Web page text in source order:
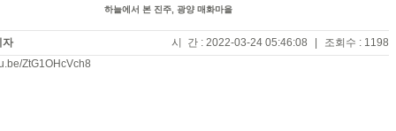
하늘에서 본 진주, 광양 매화마을
자 시 간 : 2022-03-24 05:46:08
조회수 : 1198
ZtG1OHcVch8